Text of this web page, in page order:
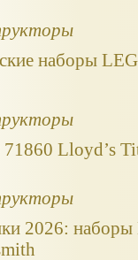
наборы
Lloyd’s
2026: наборы